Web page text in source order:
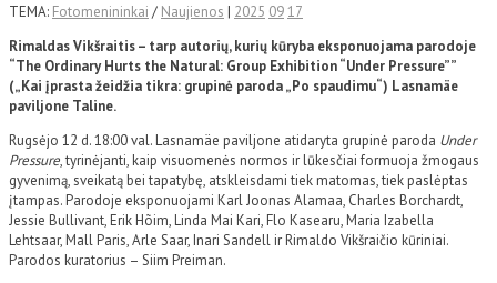
TEMA: Fotomenininkai / Naujienos | 2025 0917
Rimaldas Vikšraitis – tarp autorių, kurių kūryba eksponuojama parodoje
“The Ordinary Hurts the Natural: Group Exhibition “Under Pressure””
(„Kai įprasta žeidžia tikra: grupinė paroda „Po spaudimu“) Lasnamäe
paviljone Taline.
Rugsėjo 12 d. 18:00 val. Lasnamäe paviljone atidaryta grupinė paroda Under
Pressure, tyrinėjanti, kaip visuomenės normos ir lūkesčiai formuoja žmogaus
gyvenimą, sveikatą bei tapatybę, atskleisdami tiek matomas, tiek paslėptas
įtampas. Parodoje eksponuojami Karl Joonas Alamaa, Charles Borchardt,
Jessie Bullivant, Erik Hõim, Linda Mai Kari, Flo Kasearu, Maria Izabella
Lehtsaar, Mall Paris, Arle Saar, Inari Sandell ir Rimaldo Vikšraičio kūriniai.
Parodos kuratorius – Siim Preiman.